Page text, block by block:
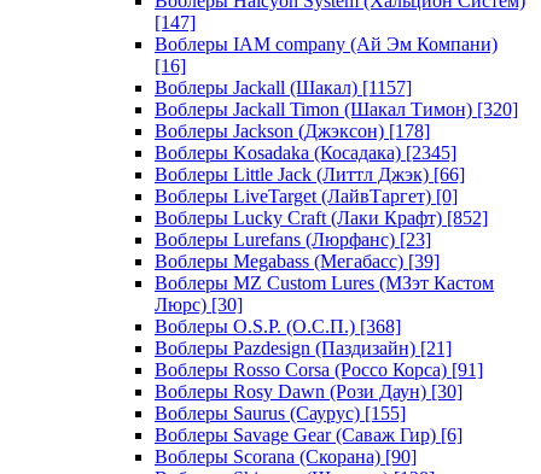
[147]
Воблеры IAM company (Ай Эм Компани)
[16]
Воблеры Jackall (Шакал) [1157]
Воблеры Jackall Timon (Шакал Тимон) [320]
Воблеры Jackson (Джэксон) [178]
Воблеры Kosadaka (Косадака) [2345]
Воблеры Little Jack (Литтл Джэк) [66]
Воблеры LiveTarget (ЛайвТаргет) [0]
Воблеры Lucky Craft (Лаки Крафт) [852]
Воблеры Lurefans (Люрфанс) [23]
Воблеры Megabass (Мегабасс) [39]
Воблеры MZ Custom Lures (МЗэт Кастом
Люрс) [30]
Воблеры O.S.P. (О.С.П.) [368]
Воблеры Pazdesign (Паздизайн) [21]
Воблеры Rosso Corsa (Россо Корса) [91]
Воблеры Rosy Dawn (Рози Даун) [30]
Воблеры Saurus (Саурус) [155]
Воблеры Savage Gear (Саваж Гир) [6]
Воблеры Scorana (Скорана) [90]